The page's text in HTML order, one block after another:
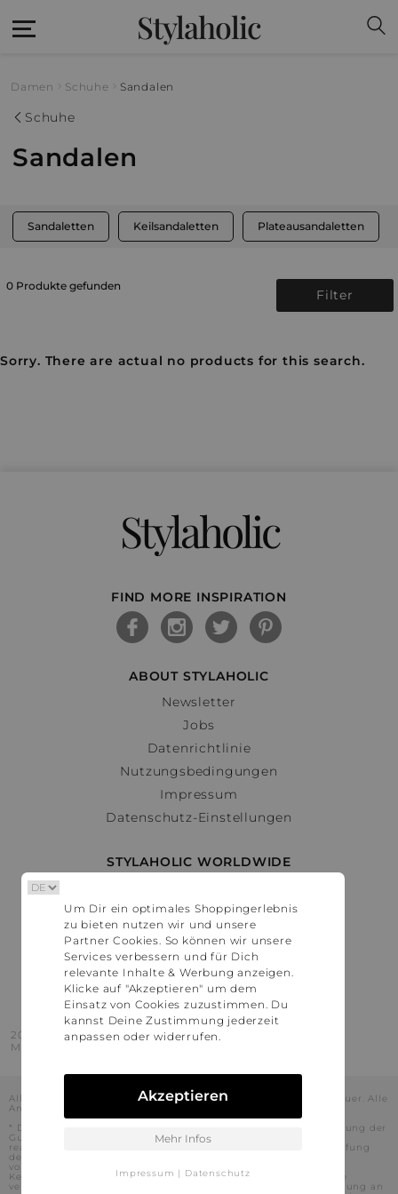
Stylaholic
Damen Schuhe Sandalen
Schuhe
Sandalen
Sandaletten Keilsandaletten Plateausandaletten
0 Produkte gefunden
Filter
Sorry. There are actual no products for this search.
Stylaholic
FIND MORE INSPIRATION
ABOUT STYLAHOLIC
Newsletter
Jobs
Datenrichtlinie
Nutzungsbedingungen
Impressum
Datenschutz-Einstellungen
STYLAHOLIC WORLDWIDE
Österreich
Schweiz
France
United States
2016 - 2026 © Stylaholic.
Made for you with love in munich.
Alle Preise inkl. der jeweils geltenden gesetzlichen Mehrwertsteuer. Alle
Angaben ohne Gewähr.
* Die angezeigten Preise beinhalten Rabatte, die durch die Nutzung der
Gutschein-Codes auf den Seiten unserer Partner voraussichtlich
realisiert werden können. Stylaholic führt keine vollständige Prüfung
der Gutschein-Codes durch und es kann daher in Einzelfällen
vorkommen, dass die Gutscheine abweichend von unserem
Kenntnisstand bei dem jeweiligen Shop nicht oder nur teilweise
verwendet werden können. Darüber hinaus kann deren Verwendung an
Um Dir ein optimales Shoppingerlebnis
zu bieten nutzen wir und unsere
Partner Cookies. So können wir unsere
Services verbessern und für Dich
relevante Inhalte & Werbung anzeigen.
Klicke auf "Akzeptieren" um dem
Einsatz von Cookies zuzustimmen. Du
kannst Deine Zustimmung jederzeit
anpassen oder widerrufen.
Akzeptieren
Mehr Infos
Impressum | Datenschutz